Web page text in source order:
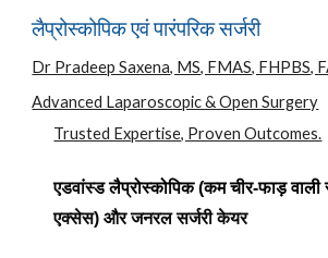
लैप्रोस्कोपिक एवं पारंपरिकसर्जरी
Dr Pradeep Saxena, MS, FMAS, FHPBS,
Advanced Laparoscopic & Open Surgery
Trusted Expertise, Proven Outcomes.
एडवांस्डलैप्रोस्कोपिक (कम चीर-फाड़ वाली
एक्सेस) और जनरल सर्जरी केयर